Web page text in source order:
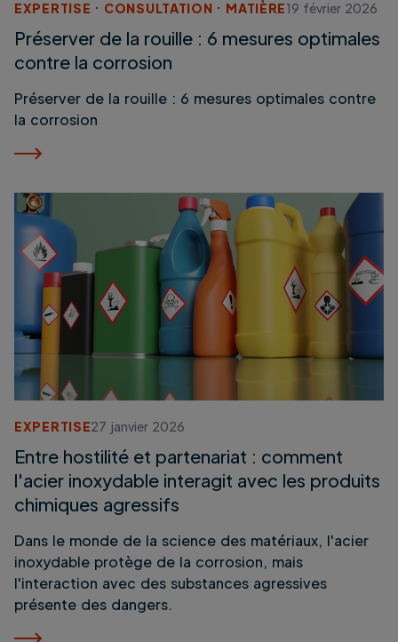
EXPERTISE CONSULTATION MATIÈRE19 février 2026
Préserver de la rouille : 6 mesures optimales
contre la corrosion
Préserver de la rouille : 6 mesures optimales contre
la corrosion
EXPERTISE27 janvier 2026
Entre hostilité et partenariat : comment
l'acier inoxydable interagit avec les produits
chimiques agressifs
Dans le monde de la science des matériaux, l'acier
inoxydable protège de la corrosion, mais
l'interaction avec des substances agressives
présente des dangers.